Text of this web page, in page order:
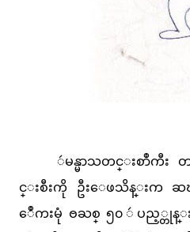
မန္မာသတင္းစာဳကီး
င္းစီးကို ဦးေဖသိန္းက ဆ
ေဳကးမုံ ႎႀစ္ ၅၀ ဴပည့္တုန္း